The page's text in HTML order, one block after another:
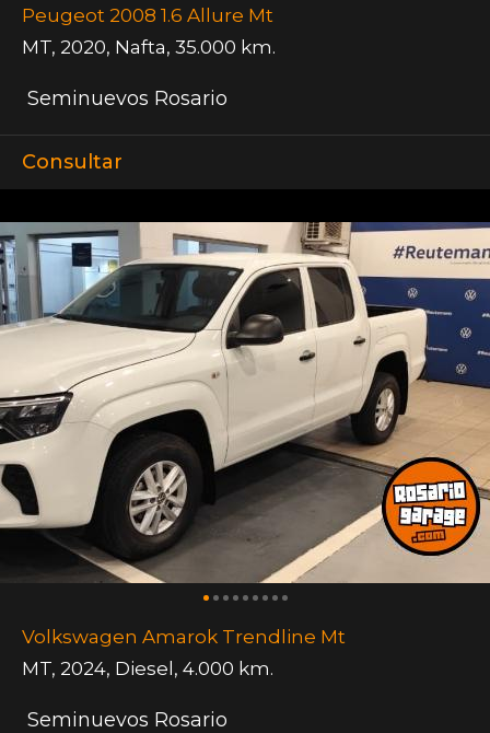
Peugeot 2008 1.6 Allure Mt
MT, 2020, Nafta, 35.000 km.
Seminuevos Rosario
Consultar
Volkswagen Amarok Trendline Mt
MT, 2024, Diesel, 4.000 km.
Seminuevos Rosario